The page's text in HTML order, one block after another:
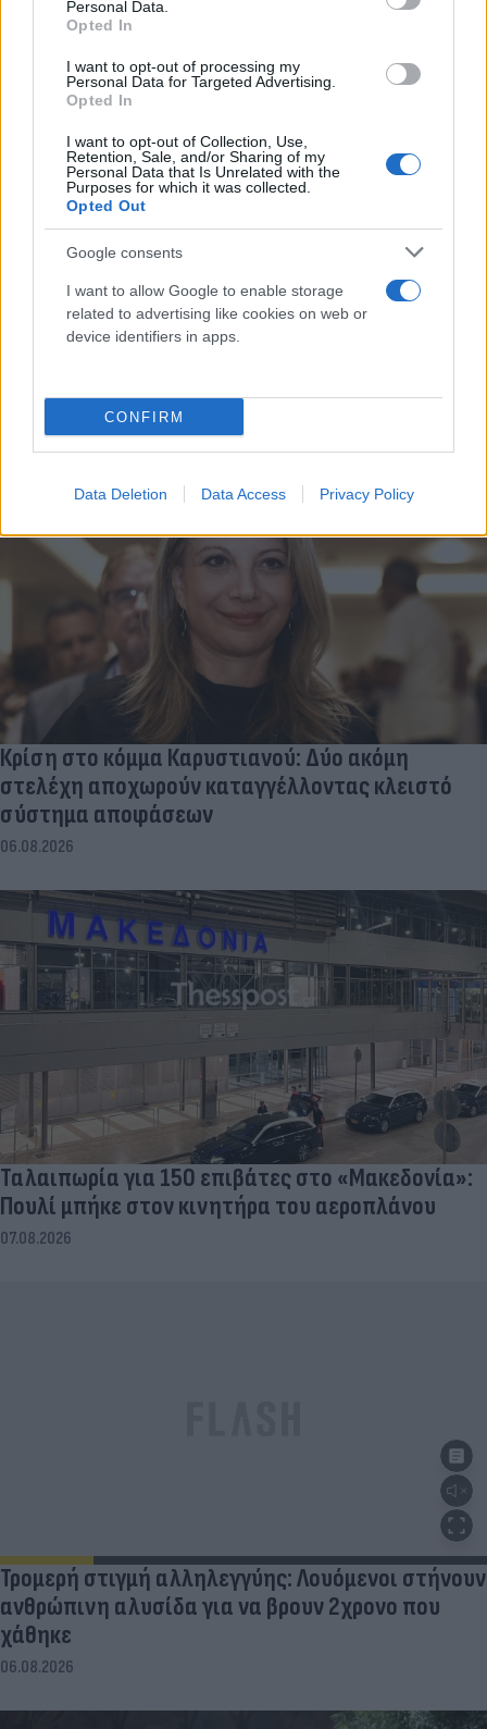
Personal Data.
Opted In
I want to opt-out of processing my
Personal Data for Targeted Advertising.
Opted In
I want to opt-out of Collection, Use,
Retention, Sale, and/or Sharing of my
Personal Data that Is Unrelated with the
Purposes for which it was collected.
Opted Out
Google consents
I want to allow Google to enable storage
related to advertising like cookies on web or
device identifiers in apps.
CONFIRM
Data Deletion Data Access Privacy Policy
Αντιδράσεις στα social για τον θάνατο του
Ζωολογίας
Κρίση στο κόμμα Καρυστιανού: Δύο ακόμη
στελέχη αποχωρούν καταγγέλλοντας κλειστό
σύστημα αποφάσεων
06.08.2026
Ταλαιπωρία για 150 επιβάτες στο «Μακεδονία»:
Πουλί μπήκε στον κινητήρα του αεροπλάνου
07.08.2026
Τρομερή στιγμή αλληλεγγύης: Λουόμενοι στήνουν
ανθρώπινη αλυσίδα για να βρουν 2χρονο που
χάθηκε
06.08.2026